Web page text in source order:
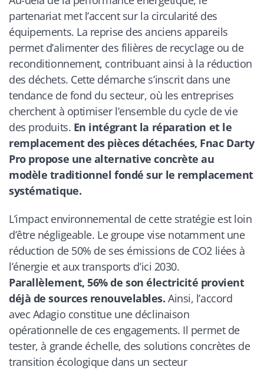
partenariat met l’accent sur la circularité des
équipements. La reprise des anciens appareils
permet d’alimenter des filières de recyclage ou de
reconditionnement, contribuant ainsi à la réduction
des déchets. Cette démarche s’inscrit dans une
tendance de fond du secteur, où les entreprises
cherchent à optimiser l’ensemble du cycle de vie
des produits. En intégrant la réparation et le
remplacement des pièces détachées, Fnac Darty
Pro propose une alternative concrète au
modèle traditionnel fondé sur le remplacement
systématique.
L’impact environnemental de cette stratégie est loin
d’être négligeable. Le groupe vise notamment une
réduction de 50% de ses émissions de CO2 liées à
l’énergie et aux transports d’ici 2030.
Parallèlement, 56% de son électricité provient
déjà de sources renouvelables. Ainsi, l’accord
avec Adagio constitue une déclinaison
opérationnelle de ces engagements. Il permet de
tester, à grande échelle, des solutions concrètes de
transition écologique dans un secteur